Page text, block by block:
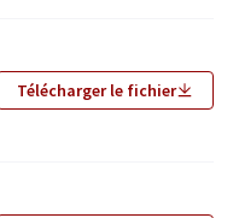
Télécharger le fichier